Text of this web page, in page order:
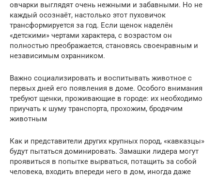
овчарки выглядят очень нежными и забавными. Но не
каждый осознаёт, настолько этот пуховичок
трансформируется за год. Если щенок наделён
«детскими» чертами характера, с возрастом он
полностью преображается, становясь своенравным и
независимым охранником.
Важно социализировать и воспитывать животное с
первых дней его появления в доме. Особого внимания
требуют щенки, проживающие в городе: их необходимо
приучать к шуму транспорта, прохожим, бродячим
животным
Как и представители других крупных пород, «кавказцы»
будут пытаться доминировать. Замашки лидера могут
проявиться в попытке вырваться, потащить за собой
человека, входить впереди него в дом, иногда даже